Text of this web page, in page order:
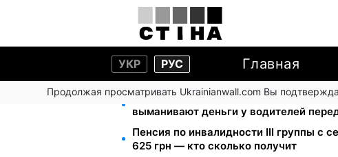
УКР РУС Главная
Продолжая просматривать Ukrainianwall.com Вы
Фейковые сайты сервисных центров
выманивают деньги у водителей
Пенсия по инвалидности III группы с
625 грн — кто сколько получит